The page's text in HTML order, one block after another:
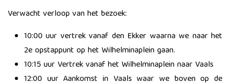
Verwacht verloop van het bezoek:
10:00 uur vertrek vanaf den Ekker waarna we naar het
2e opstappunt op het Wilhelminaplein gaan.
10:15 uur Vertrek vanaf het Wilhelminaplein naar Vaals
12:00 uur Aankomst in Vaals waar we boven op de